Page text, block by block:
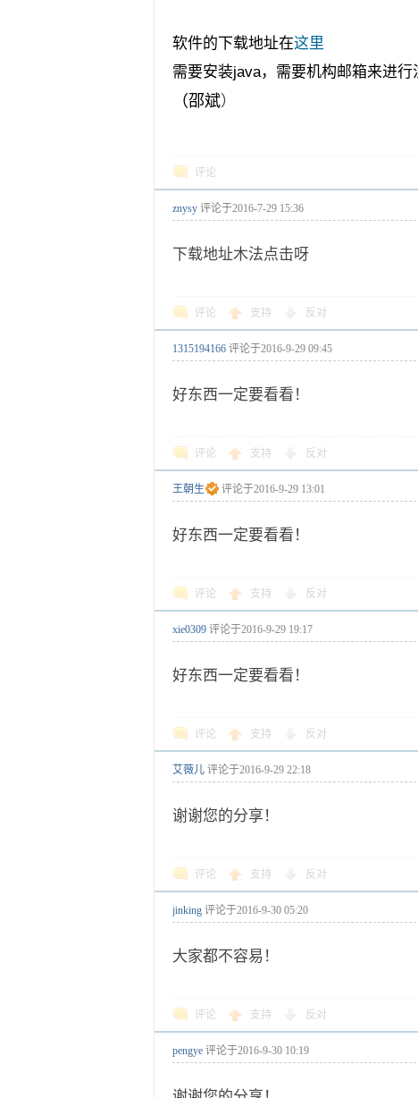
软件的下载地址在这里
需要安装java，需要机构邮箱来进
（邵斌）
评论
znysy 评论于2016-7-29 15:36
下载地址木法点击呀
评论 支持 反对
1315194166 评论于2016-9-29 09:45
好东西一定要看看！
评论 支持 反对
王朝生 评论于2016-9-29 13:01
好东西一定要看看！
评论 支持 反对
xie0309 评论于2016-9-29 19:17
好东西一定要看看！
评论 支持 反对
艾薇儿 评论于2016-9-29 22:18
谢谢您的分享！
评论 支持 反对
jinking 评论于2016-9-30 05:20
大家都不容易！
评论 支持 反对
pengye 评论于2016-9-30 10:19